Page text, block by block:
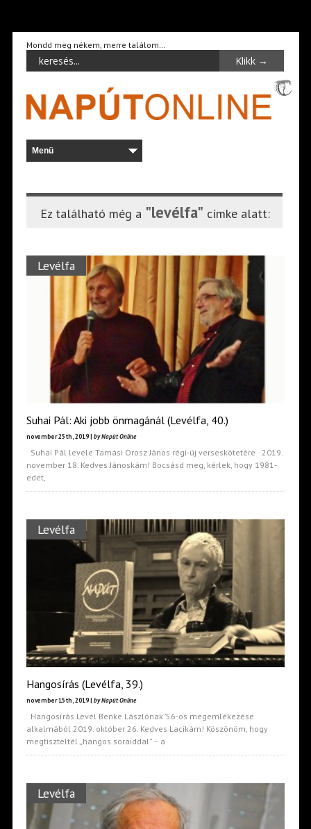
Mondd meg nékem, merre találom…
Ez található még a "levélfa" címke alatt:
Levélfa
Suhai Pál: Aki jobb önmagánál (Levélfa, 40.)
november 25th, 2019 | by Napút Online
Suhai Pál levele Tamási Orosz János régi-új verseskötetére 2019.
november 18. Kedves Jánoskám! Bocsásd meg, kérlek, hogy 1981-
edet,
Levélfa
Hangosírás (Levélfa, 39.)
november 15th, 2019 | by Napút Online
Hangosírás Levél Benke Lászlónak ’56-os megemlékezése
alkalmából 2019. október 26. Kedves Lacikám! Köszönöm, hogy
megtiszteltél „hangos soraiddal” – a
Levélfa